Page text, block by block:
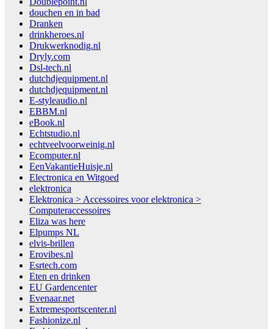
douchen en in bad
Dranken
drinkheroes.nl
Drukwerknodig.nl
Dryly.com
Dsl-tech.nl
dutchdjequipment.nl
dutchdjequipment.nl
E-styleaudio.nl
EBBM.nl
eBook.nl
Echtstudio.nl
echtveelvoorweinig.nl
Ecomputer.nl
EenVakantieHuisje.nl
Electronica en Witgoed
elektronica
Elektronica > Accessoires voor elektronica >
Computeraccessoires
Eliza was here
Elpumps NL
elvis-brillen
Erovibes.nl
Esrtech.com
Eten en drinken
EU Gardencenter
Evenaar.net
Extremesportscenter.nl
Fashionize.nl